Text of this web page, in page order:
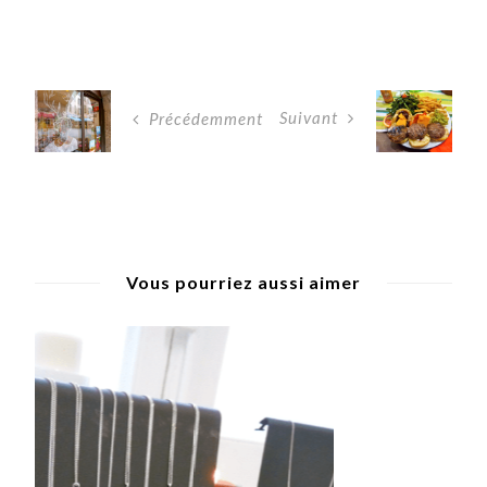
Précédemment Suivant
Vous pourriez aussi aimer